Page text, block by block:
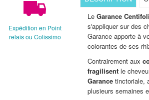
Expédition en Point
relais ou Colissimo
LeGarance
s'appliquer sur des
Garance apporte à
colorantes de ses
Contrairement aux
fragilisent le
Garance tinctoriale,
plusieurs semaines